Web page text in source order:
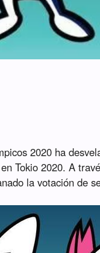
2020 ha
Tokio 2020. A
la votación de